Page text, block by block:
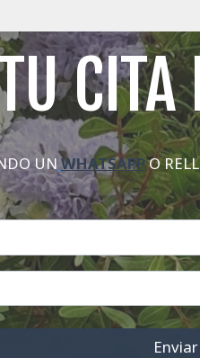
UN WHATSAPPO
Enviar